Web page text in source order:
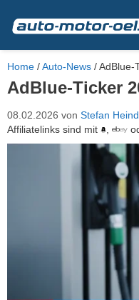
Inhalt
springen
Home /Auto-News /AdBlue-
AdBlue-Ticker
08.02.2026 von Stefan
Affiliatelinks sind mit